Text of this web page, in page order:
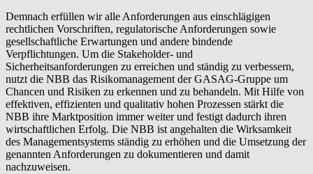
Demnach erfüllen wir alle Anforderungen aus einschlägigen
rechtlichen Vorschriften, regulatorische Anforderungen sowie
gesellschaftliche Erwartungen und andere bindende
Verpflichtungen. Um die Stakeholder- und
Sicherheitsanforderungen zu erreichen und ständig zu verbessern,
nutzt die NBB das Risikomanagement der GASAG-Gruppe um
Chancen und Risiken zu erkennen und zu behandeln. Mit Hilfe von
effektiven, effizienten und qualitativ hohen Prozessen stärkt die
NBB ihre Marktposition immer weiter und festigt dadurch ihren
wirtschaftlichen Erfolg. Die NBB ist angehalten die Wirksamkeit
des Managementsystems ständig zu erhöhen und die Umsetzung der
genannten Anforderungen zu dokumentieren und damit
nachzuweisen.